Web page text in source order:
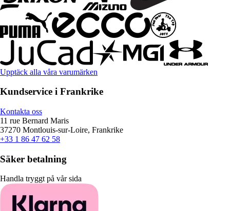
Upptäck alla våra varumärken
Kundservice i Frankrike
Kontakta oss
11 rue Bernard Maris
37270 Montlouis-sur-Loire, Frankrike
+33 1 86 47 62 58
Säker betalning
Handla tryggt på vår sida